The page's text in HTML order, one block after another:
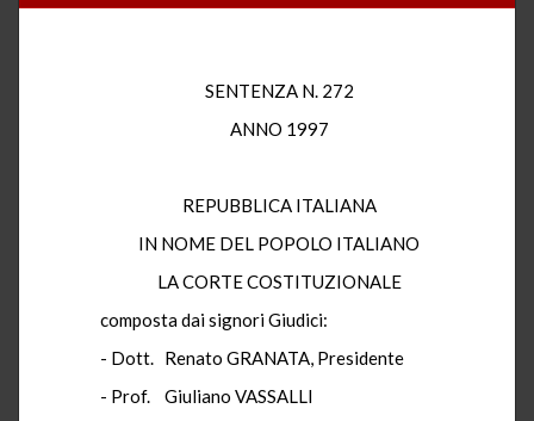
SENTENZA N. 272
ANNO 1997
REPUBBLICA ITALIANA
IN NOME DEL POPOLO ITALIANO
LA CORTE COSTITUZIONALE
composta dai signori Giudici:
- Dott. Renato GRANATA, Presidente
- Prof. Giuliano VASSALLI